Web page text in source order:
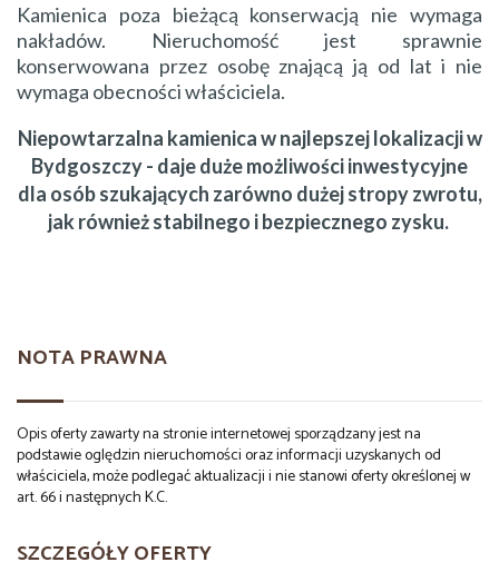
Kamienica poza bieżącą konserwacją nie wymaga
nakładów. Nieruchomość jest sprawnie
konserwowana przez osobę znającą ją od lat i nie
wymaga obecności właściciela.
Niepowtarzalna kamienica w najlepszej lokalizacji w
Bydgoszczy - daje duże możliwości inwestycyjne
dla osób szukających zarówno dużej stropy zwrotu,
jak również stabilnego i bezpiecznego zysku.
NOTA PRAWNA
Opis oferty zawarty na stronie internetowej sporządzany jest na
podstawie oględzin nieruchomości oraz informacji uzyskanych od
właściciela, może podlegać aktualizacji i nie stanowi oferty określonej w
art. 66 i następnych K.C.
SZCZEGÓŁY OFERTY